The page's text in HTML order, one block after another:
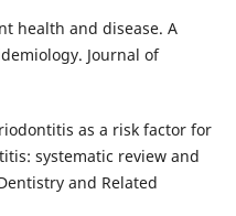
health and disease. A
Journal of
as a risk factor for
systematic review and
and Related